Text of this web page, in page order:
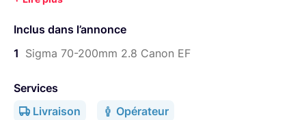
Inclus dans l’annonce
1 Sigma 70-200mm 2.8 Canon EF
Services
Livraison
Opérateur